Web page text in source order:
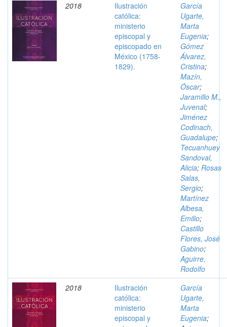
2018
Ilustración
católica:
ministerio
episcopal y
episcopado en
México (1758-
1829).
García
Ugarte,
Marta
Eugenia;
Gómez
Álvarez,
Cristina;
Mazín,
Óscar;
Jaramillo M.,
Juvenal;
Jiménez
Codinach,
Guadalupe;
Tecuanhuey
Sandoval,
Alicia; Rosas
Salas,
Sergio;
Martínez
Albesa,
Emilio;
Castillo
Flores, José
Gabino;
Aguirre,
Rodolfo
2018
Ilustración
católica:
ministerio
episcopal y
García
Ugarte,
Marta
Eugenia;